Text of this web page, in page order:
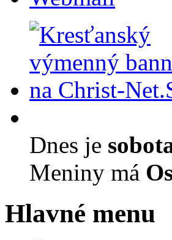
Dnes je
Meniny má
Hlavné menu